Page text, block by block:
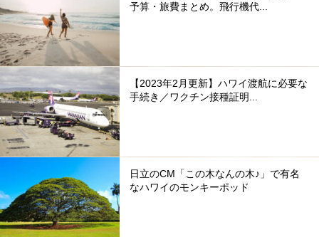
予算・旅費まとめ。飛行機代...
【2023年2月更新】ハワイ渡航に必要な
手続き／ワクチン接種証明...
日立のCM「この木なんの木♪」で有名
なハワイのモンキーポッド